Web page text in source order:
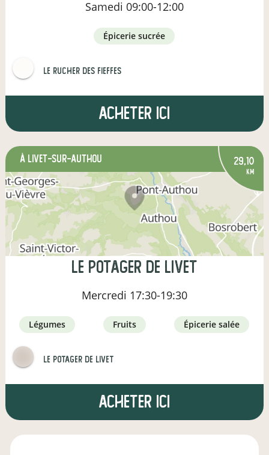
Samedi 09:00-12:00
épicerie sucrée
Le Rucher des Fieffes
Acheter ici
à Livet-sur-Authou 29,10
km
Le potager de Livet
Mercredi 17:30-19:30
légumes fruits épicerie salée
Le Potager de Livet
Acheter ici